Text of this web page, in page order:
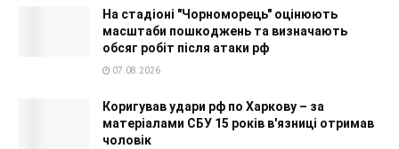
На стадіоні "Чорноморець" оцінюють
масштаби пошкоджень та визначають
обсяг робіт після атаки рф
07.08.2026
Коригував удари рф по Харкову – за
матеріалами СБУ 15 років в'язниці отримав
чоловік